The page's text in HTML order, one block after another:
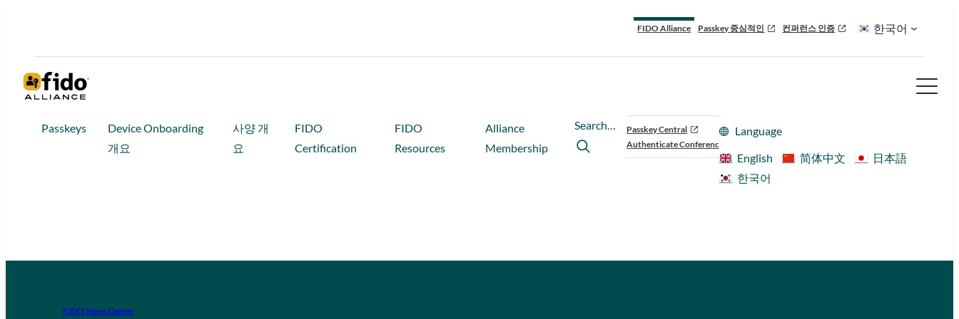
FIDO Alliance Passkey 중심적인 컨퍼런스 인증 한국어
Passkeys
Device Onboarding
개요
사양 개
요
FIDO
Certification
FIDO
Resources
Alliance
Membership
Search…
Passkey Central
Authenticate Conference
Language
English
简体中文
日本語
한국어
FIDO News Center